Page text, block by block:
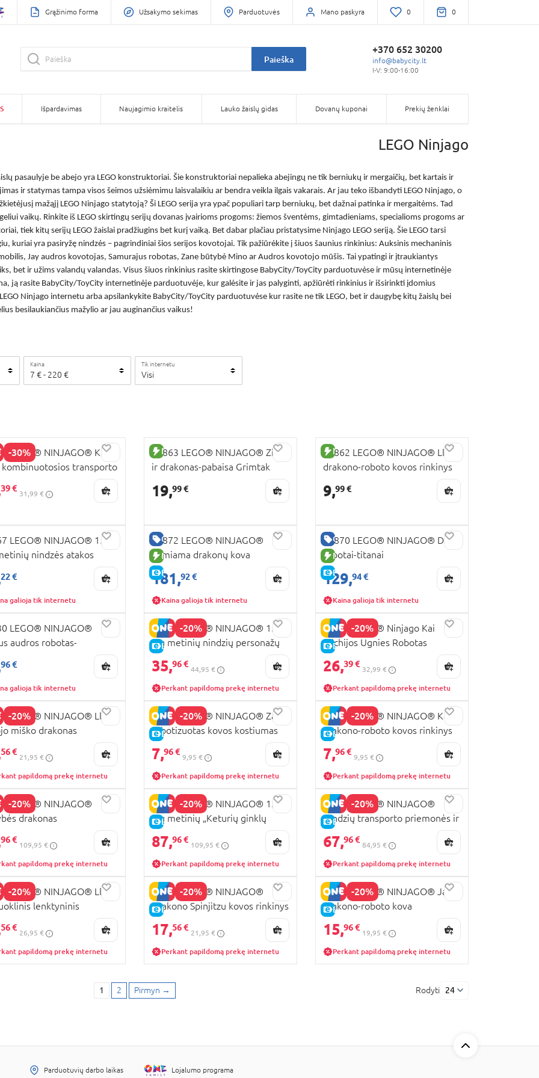
Grąžinimo forma Užsakymo sekimas Parduotuvės Mano paskyra 0 0
Paieška
+370 652 30200
info@babycity.lt
I-V: 9:00-16:00
Išpardavimas Naujagimio kraitelis Lauko žaislų gidas Dovanų kuponai Prekių ženklai
LEGO Ninjago
pasaulyje be abejo yra LEGO konstruktoriai. Šie konstruktoriai nepalieka abejingų ne tik berniukų ir mergaičių, bet kartais ir
ir statymas tampa visos šeimos užsiėmimu laisvalaikiu ar bendra veikla ilgais vakarais. Ar jau teko išbandyti LEGO Ninjago, o
mažąjį LEGO Ninjago statytoją? Ši LEGO serija yra ypač populiari tarp berniukų, bet dažnai patinka ir mergaitėms. Tad
vaikų. Rinkite iš LEGO skirtingų serijų dovanas įvairioms progoms: žiemos šventėms, gimtadieniams, specialioms progoms ar
, tiek kitų serijų LEGO žaislai pradžiugins bet kurį vaiką. Bet dabar plačiau pristatysime Ninjago LEGO seriją. Šie LEGO tarsi
kuriai yra pasiryžę nindzės – pagrindiniai šios serijos kovotojai. Tik pažiūrėkite į šiuos šaunius rinkinius: Auksinis mechaninis
Jay audros kovotojas, Samurajus robotas, Zane būtybė Mino ar Audros kovotojo mūšis. Tai ypatingi ir įtraukiantys
bet ir užims valandų valandas. Visus šiuos rinkinius rasite skirtingose BabyCity/ToyCity parduotuvėse ir mūsų internetinėje
, ją rasite BabyCity/ToyCity internetinėje parduotuvėje, kur galėsite ir jas palyginti, apžiūrėti rinkinius ir išsirinkti įdomius
LEGO Ninjago internetu arba apsilankykite BabyCity/ToyCity parduotuvėse kur rasite ne tik LEGO, bet ir daugybę kitų žaislų bei
besilaukiančius mažylio ar jau auginančius vaikus!
Kaina
7 €- 220 €
Tik internetu
Visi
-30%
PREKĖ
LEGO® NINJAGO® Kai ir
kombinuotosios transporto
39 €
31,99 €
NAUJA PREKĖ
71863 LEGO® NINJAGO® Zilvar
ir drakonas-pabaisa Grimtak
19,99 €
NAUJA PREKĖ
71862 LEGO® NINJAGO® Lloyd
drakono-roboto kovos rinkinys
9,99 €
KAINA
PREKĖ
LEGO® NINJAGO® 15-
nindzės atakos
„X-1“
22 €
galioja tik internetu
GERA KAINA
NAUJA PREKĖ
E-KAINA
71872 LEGO® NINJAGO®
Lemiama drakonų kova
181,92 €
Kaina galioja tik internetu
GERA KAINA
NAUJA PREKĖ
E-KAINA
71870 LEGO® NINJAGO® Du
robotai-titanai
129,94 €
Kaina galioja tik internetu
KAINA
LEGO® NINJAGO®
audros robotas-
96 €
galioja tik internetu
-20%
E-KAINA
71866 LEGO® NINJAGO® 15-
ųjų metinių nindzių personažų
ekspozicija
35,96 €
44,95 €
Perkant papildomą prekę internetu
-20%
E-KAINA
71808 LEGO® Ninjago Kai
Stichijos Ugnies Robotas
26,39 €
32,99 €
Perkant papildomą prekę internetu
-20%
LEGO® NINJAGO® Lloyd
miško drakonas
56 €
21,95 €
papildomą prekę internetu
-20%
E-KAINA
71827 LEGO® NINJAGO® Zane
robotizuotas kovos kostiumas
7,96 €
9,95 €
Perkant papildomą prekę internetu
-20%
E-KAINA
71851 LEGO® NINJAGO® Kai
drakono-roboto kovos rinkinys
7,96 €
9,95 €
Perkant papildomą prekę internetu
-20%
LEGO® NINJAGO®
drakonas
96 €
109,95 €
papildomą prekę internetu
-20%
E-KAINA
71858 LEGO® NINJAGO® 15-
ųjų metinių „Keturių ginklų
kalvis“
87,96 €
109,95 €
Perkant papildomą prekę internetu
-20%
E-KAINA
71857 LEGO® NINJAGO®
Nindzių transporto priemonės ir
namelio medyje gynyba
67,96 €
84,95 €
Perkant papildomą prekę internetu
-20%
LEGO® NINJAGO® Lloyd
lenktyninis
56 €
26,95 €
papildomą prekę internetu
-20%
E-KAINA
71826 LEGO® NINJAGO®
Drakono Spinjitzu kovos rinkinys
17,56 €
21,95 €
Perkant papildomą prekę internetu
-20%
E-KAINA
71853 LEGO® NINJAGO® Jay
drakono-roboto kova
15,96 €
19,95 €
Perkant papildomą prekę internetu
1 2 Pirmyn → Rodyti 24
Parduotuvių darbo laikas Lojalumo programa